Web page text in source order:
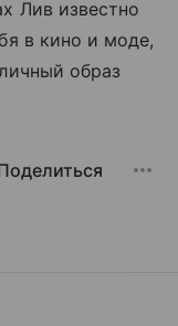
Лив известно
в кино и моде,
образ